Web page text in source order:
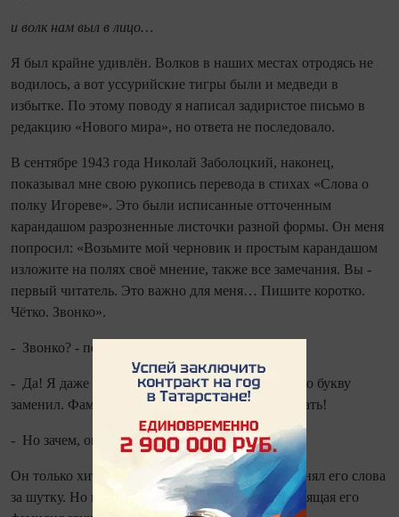
и волк нам выл в лицо…
Я был крайне удивлён. Волков в наших местах отродясь не
водилось, а вот уссурийские тигры были и медведи в
избытке. По этому поводу я написал задиристое письмо в
редакцию «Нового мира», но ответа не последовало.
В сентябре 1943 года Николай Заболоцкий, наконец,
показывал мне свою рукопись перевода в стихах «Слова о
полку Игореве». Это были исписанные отточенным
карандашом разрозненные листочки разной формы. Он меня
попросил: «Возьмите мой черновик и простым карандашом
изложите на полях своё мнение, также все замечания. Вы -
первый читатель. Это важно для меня… Пишите коротко.
Чётко. Звонко».
- Звонко? - переспросил я.
- Да! Я даже свою фамилию, вернее, одну только букву
заменил. Фамилия у писателя тоже должна звучать!
- Но зачем, он же не цирковой актёр?!
Он только хитро улыбнулся в ответ. То­гда я принял его слова
за шутку. Но вскоре узнал: действительно, настоящая его